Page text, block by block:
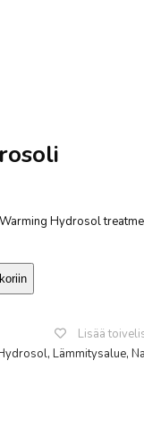
Hydrosol
Lisää
, Lämmitysalue,